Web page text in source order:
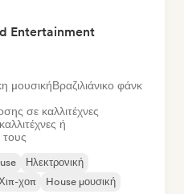
Entertainment
μουσικήΒραζιλιάνικο φάνκ
σε καλλιτέχνες
ή
Ηλεκτρονική
χοπ House μουσική